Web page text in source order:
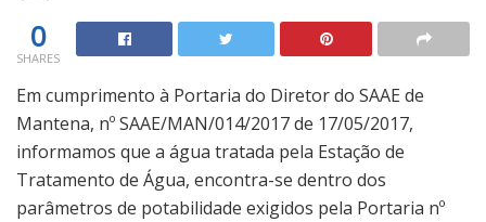
0
SHARES
Em cumprimento à Portaria do Diretor do SAAE de
Mantena, nº SAAE/MAN/014/2017 de 17/05/2017,
informamos que a água tratada pela Estação de
Tratamento de Água, encontra-se dentro dos
parâmetros de potabilidade exigidos pela Portaria nº